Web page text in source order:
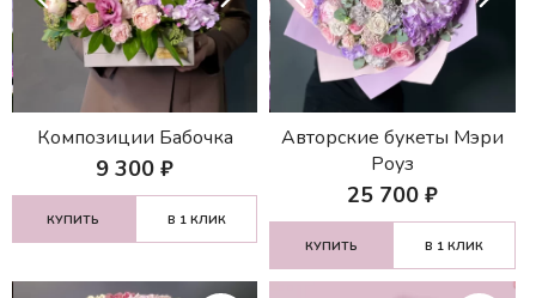
Композиции Бабочка
9 300 ₽
КУПИТЬ В 1 КЛИК
Авторские букеты Мэри
Роуз
25 700 ₽
КУПИТЬ В 1 КЛИК